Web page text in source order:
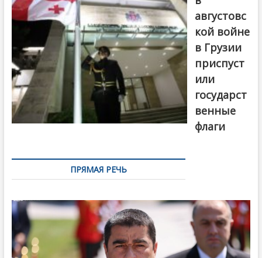
августовс
кой войне
в Грузии
приспуст
или
государст
венные
флаги
ПРЯМАЯ РЕЧЬ